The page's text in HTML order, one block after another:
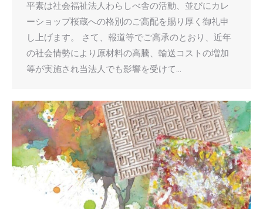
平素は社会福祉法人わらしべ舎の活動、並びにカレ
ーショップ桜蔵への格別のご高配を賜り厚く御礼申
し上げます。 さて、報道等でご高承のとおり、近年
の社会情勢により原材料の高騰、輸送コストの増加
等が実施され当法人でも影響を受けて…